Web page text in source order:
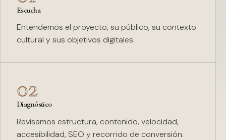
Escucha
Entendemos el proyecto, su público, su contexto
cultural y sus objetivos digitales.
02
Diagnóstico
Revisamos estructura, contenido, velocidad,
accesibilidad, SEO y recorrido de conversión.